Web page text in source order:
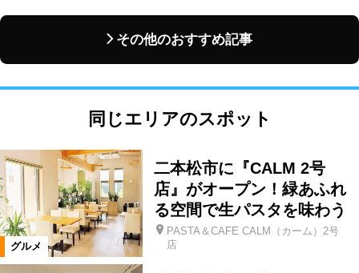
その他のおすすめ記事
同じエリアのスポット
グルメ
二本松市に『CALM 2号
店』がオープン！緑あふれ
る空間で生パスタを味わう
PASTA＆CAFE CALM（カーム）2号
店